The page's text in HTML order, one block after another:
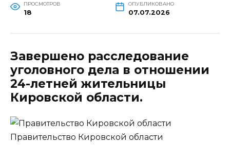
ПРОСМОТРОВ
18
ОПУБЛИКОВАНО
07.07.2026
Завершено расследование
уголовного дела в отношении
24-летней жительницы
Кировской области.
Правительство Кировской области